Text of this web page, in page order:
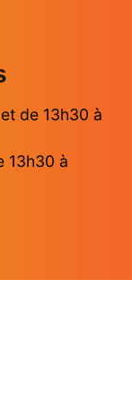
de 13h30 à
13h30 à